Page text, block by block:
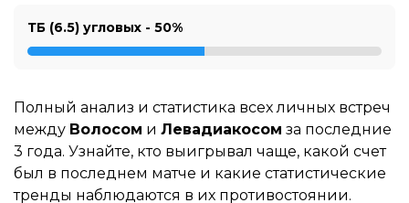
ТБ (6.5) угловых - 50%
Полный анализ и статистика всех личных встреч
между Волосом и Левадиакосом за последние
3 года. Узнайте, кто выигрывал чаще, какой счет
был в последнем матче и какие статистические
тренды наблюдаются в их противостоянии.